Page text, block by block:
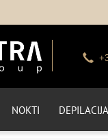
NOKTI DEPILACIJA